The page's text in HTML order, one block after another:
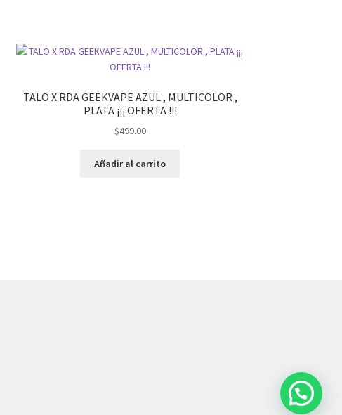
TALO X RDA GEEKVAPE AZUL , MULTICOLOR ,
PLATA ¡¡¡ OFERTA !!!
$499.00
Añadir al carrito